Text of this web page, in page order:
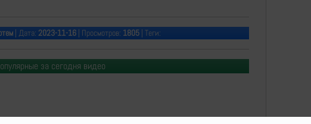
| Дата: 2023-11-16| Просмотров: 1805| Теги:
за сегодня видео